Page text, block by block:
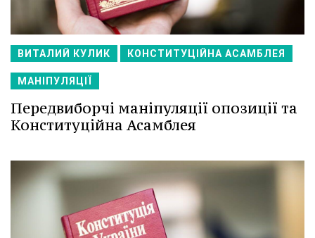
ВИТАЛИЙ КУЛИК КОНСТИТУЦІЙНА АСАМБЛЕЯ
МАНІПУЛЯЦІЇ
Передвиборчі маніпуляції опозиції та
Конституційна Асамблея